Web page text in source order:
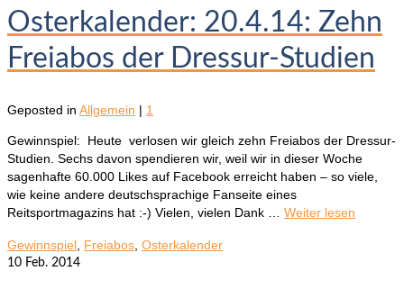
Osterkalender: 20.4.14: Zehn
Freiabos der Dressur-Studien
Geposted in Allgemein | 1
Gewinnspiel: Heute verlosen wir gleich zehn Freiabos der Dressur-
Studien. Sechs davon spendieren wir, weil wir in dieser Woche
sagenhafte 60.000 Likes auf Facebook erreicht haben – so viele,
wie keine andere deutschsprachige Fanseite eines
Reitsportmagazins hat :-) Vielen, vielen Dank … Weiter lesen
Gewinnspiel Freiabos Osterkalender
10 Feb. 2014